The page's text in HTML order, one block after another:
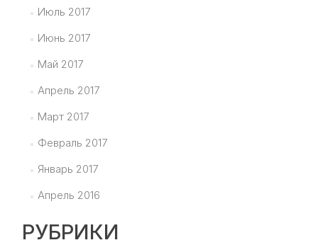
Июль 2017
Июнь 2017
Май 2017
Апрель 2017
Март 2017
Февраль 2017
Январь 2017
Апрель 2016
РУБРИКИ